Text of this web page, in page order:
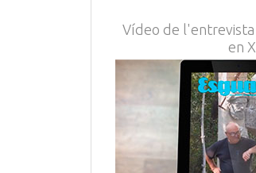
Vídeo de
en